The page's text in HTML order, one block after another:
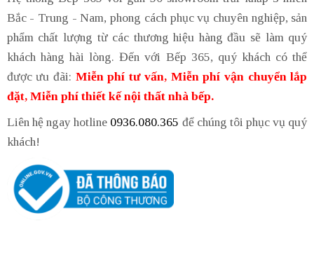
Bắc - Trung - Nam, phong cách phục vụ chuyên nghiệp, sản
phẩm chất lượng từ các thương hiệu hàng đầu sẽ làm quý
khách hàng hài lòng. Đến với Bếp 365, quý khách có thể
được ưu đãi: Miễn phí tư vấn, Miễn phí vận chuyển lắp
đặt, Miễn phí thiết kế nội thất nhà bếp.
Liên hệ ngay hotline 0936.080.365 để chúng tôi phục vụ quý
khách!